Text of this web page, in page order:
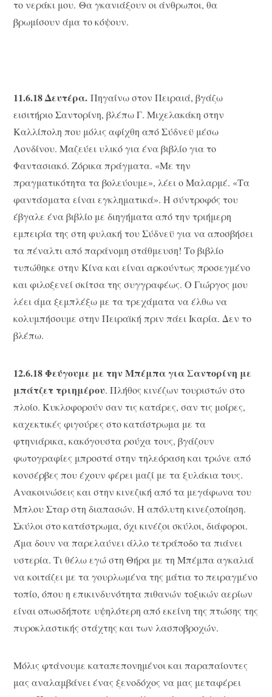
το νεράκι μου. Θα γκανιάξουν οι άνθρωποι, θα
βρωμίσουν άμα το κόψουν.
11.6.18 Δευτέρα.Πηγαίνω στον Πειραιά, βγάζω
εισιτήριο Σαντορίνη, βλέπω Γ. Μιχελακάκη στην
Καλλίπολη που μόλις αφίχθη από Σύδνεϋ μέσω
Λονδίνου. Μαζεύει υλικό για ένα βιβλίο για το
Φαντασιακό. Ζόρικα πράγματα. «Με την
πραγματικότητα τα βολεύουμε», λέει ο Μαλαρμέ. «Τα
φαντάσματα είναι εγκληματικά». Η σύντροφός του
έβγαλε ένα βιβλίο με διηγήματα από την τριήμερη
εμπειρία της στη φυλακή του Σύδνεϋ για να αποσβήσει
τα πέναλτι από παράνομη στάθμευση! Το βιβλίο
τυπώθηκε στην Κίνα και είναι αρκούντως προσεγμένο
και φιλοξενεί σκίτσα της συγγραφέως. Ο Γιώργος μου
λέει άμα ξεμπλέξω με τα τρεχάματα να έλθω να
κολυμπήσουμε στην Πειραϊκή πριν πάει Ικαρία. Δεν το
βλέπω.
12.6.18 Φεύγουμε με την Μπέμπα για Σαντορίνη με
μπάτζετ τριημέρου. Πλήθος κινέζων τουριστών στο
πλοίο. Κυκλοφορούν σαν τις κατάρες, σαν τις μοίρες,
καχεκτικές φιγούρες στο κατάστρωμα με τα
φτηνιάρικα, κακόγουστα ρούχα τους, βγάζουν
φωτογραφίες μπροστά στην τηλεόραση και τρώνε από
κονσέρβες που έχουν φέρει μαζί με τα ξυλάκια τους.
Ανακοινώσεις και στην κινεζική από τα μεγάφωνα του
Μπλου Σταρ στη διαπασών. Η απόλυτη κινεζοποίηση.
Σκύλοι στο κατάστρωμα, όχι κινέζοι σκύλοι, διάφοροι.
Άμα δουν να παρελαύνει άλλο τετράποδο τα πιάνει
υστερία. Τι θέλω εγώ στη Θήρα με τη Μπέμπα αγκαλιά
να κοιτάζει με τα γουρλωμένα της μάτια το πειραγμένο
τοπίο, όπου η επικινδυνότητα πιθανών τοξικών αερίων
είναι οπωσδήποτε υψηλότερη από εκείνη της πτώσης της
πυροκλαστικής στάχτης και των λασποβροχών.
Mόλις φτάνουμε καταπεπονημένοι και παραπαίοντες
μας αναλαμβάνει ένας ξενοδόχος να μας μεταφέρει